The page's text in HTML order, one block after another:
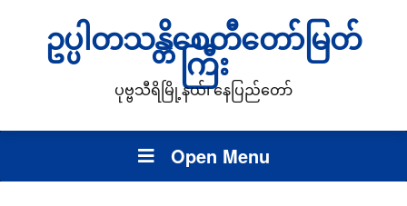
ဥပ္ပါတသန္တိစေတီတော်မြတ်
ကြီး
ပုဗ္ဗသီရိမြို့နယ်၊ နေပြည်တော်
Open Menu